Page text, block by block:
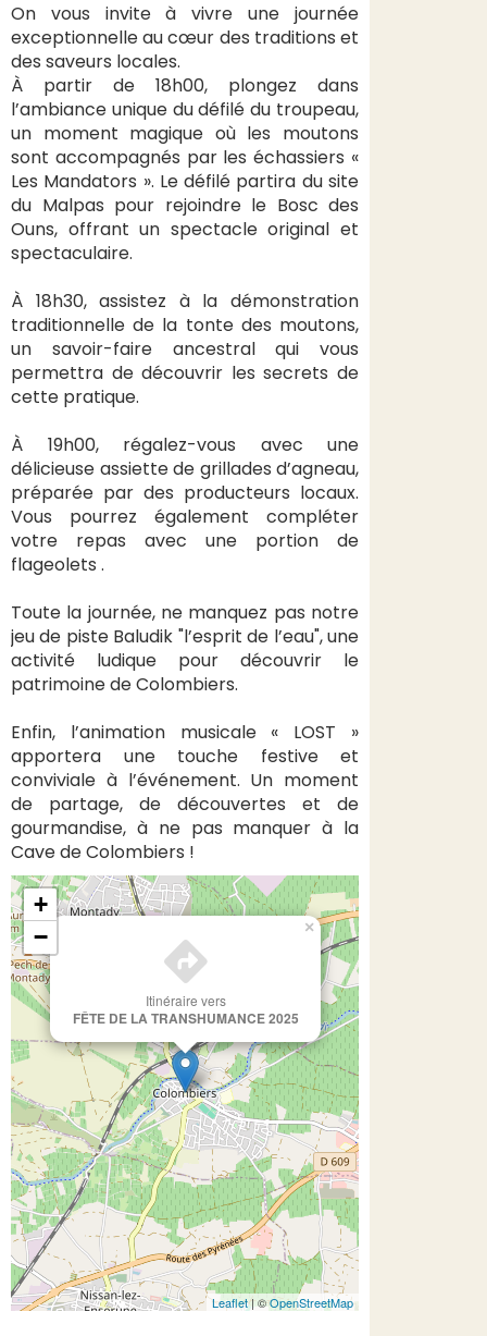
On vous invite à vivre une journée
exceptionnelle au cœur des traditions et
des saveurs locales.
À partir de 18h00, plongez dans
l’ambiance unique du défilé du troupeau,
un moment magique où les moutons
sont accompagnés par les échassiers «
Les Mandators ». Le défilé partira du site
du Malpas pour rejoindre le Bosc des
Ouns, offrant un spectacle original et
spectaculaire.
À 18h30, assistez à la démonstration
traditionnelle de la tonte des moutons,
un savoir-faire ancestral qui vous
permettra de découvrir les secrets de
cette pratique.
À 19h00, régalez-vous avec une
délicieuse assiette de grillades d’agneau,
préparée par des producteurs locaux.
Vous pourrez également compléter
votre repas avec une portion de
flageolets .
Toute la journée, ne manquez pas notre
jeu de piste Baludik "l’esprit de l’eau", une
activité ludique pour découvrir le
patrimoine de Colombiers.
Enfin, l’animation musicale « LOST »
apportera une touche festive et
conviviale à l’événement. Un moment
de partage, de découvertes et de
gourmandise, à ne pas manquer à la
Cave de Colombiers !
Itinéraire vers
FÊTE DE LA TRANSHUMANCE 2025
×
+
−
Leaflet| ©OpenStreetMap